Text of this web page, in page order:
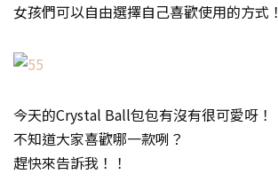
女孩們可以自由選擇自己喜歡使用的方式！
今天的Crystal Ball包包有沒有很可愛呀！
不知道大家喜歡哪一款咧？
趕快來告訴我！！